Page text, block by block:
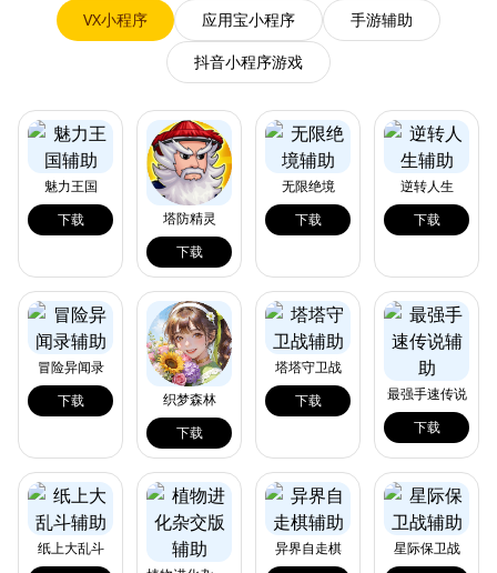
VX小程序 应用宝小程序
手游辅助
抖音小程序游戏
魅力王国
下载
塔防精灵
下载
无限绝境
下载
逆转人生
下载
冒险异闻录
下载
织梦森林
下载
塔塔守卫战
下载
最强手速传说
下载
纸上大乱斗
异界自走棋
星际保卫战